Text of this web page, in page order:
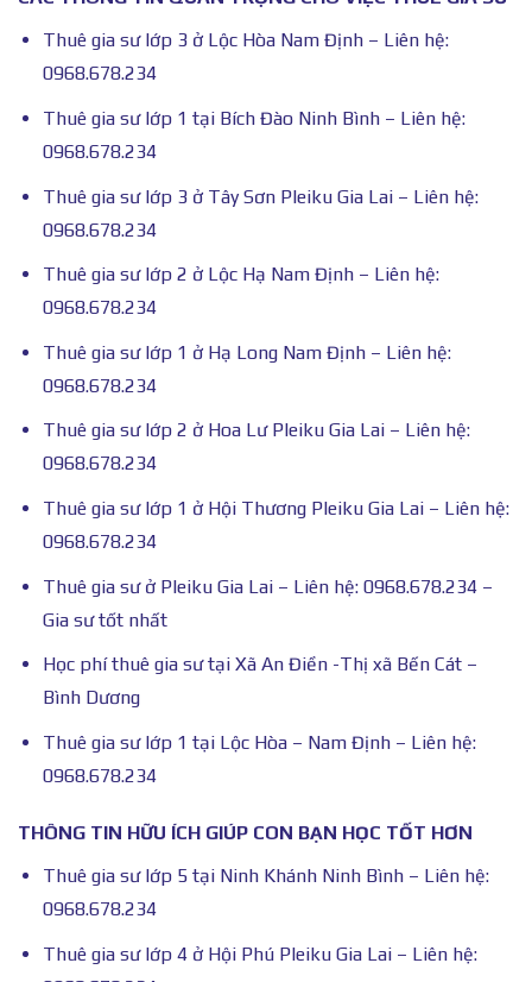
Thuê gia sư lớp 3 ở Lộc Hòa Nam Định – Liên hệ:
0968.678.234
Thuê gia sư lớp 1 tại Bích Đào Ninh Bình – Liên hệ:
0968.678.234
Thuê gia sư lớp 3 ở Tây Sơn Pleiku Gia Lai – Liên hệ:
0968.678.234
Thuê gia sư lớp 2 ở Lộc Hạ Nam Định – Liên hệ:
0968.678.234
Thuê gia sư lớp 1 ở Hạ Long Nam Định – Liên hệ:
0968.678.234
Thuê gia sư lớp 2 ở Hoa Lư Pleiku Gia Lai – Liên hệ:
0968.678.234
Thuê gia sư lớp 1 ở Hội Thương Pleiku Gia Lai – Liên hệ:
0968.678.234
Thuê gia sư ở Pleiku Gia Lai – Liên hệ: 0968.678.234 –
Gia sư tốt nhất
Học phí thuê gia sư tại Xã An Điền -Thị xã Bến Cát –
Bình Dương
Thuê gia sư lớp 1 tại Lộc Hòa – Nam Định – Liên hệ:
0968.678.234
THÔNG TIN HỮU ÍCH GIÚP CON BẠN HỌC TỐT HƠN
Thuê gia sư lớp 5 tại Ninh Khánh Ninh Bình – Liên hệ:
0968.678.234
Thuê gia sư lớp 4 ở Hội Phú Pleiku Gia Lai – Liên hệ: